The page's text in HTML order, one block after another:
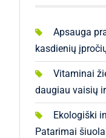
Apsauga
kasdienių
Vitaminai
daugiau vaisių
Ekologiški
Patarimai